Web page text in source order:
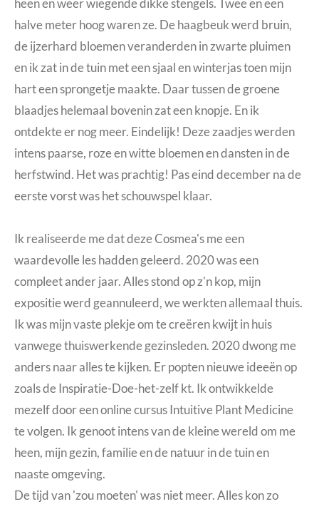
heen en weer wiegende dikke stengels. Twee en een
halve meter hoog waren ze. De haagbeuk werd bruin,
de ijzerhard bloemen veranderden in zwarte pluimen
en ik zat in de tuin met een sjaal en winterjas toen mijn
hart een sprongetje maakte. Daar tussen de groene
blaadjes helemaal bovenin zat een knopje. En ik
ontdekte er nog meer. Eindelijk! Deze zaadjes werden
intens paarse, roze en witte bloemen en dansten in de
herfstwind. Het was prachtig! Pas eind december na de
eerste vorst was het schouwspel klaar.
Ik realiseerde me dat deze Cosmea's me een
waardevolle les hadden geleerd. 2020 was een
compleet ander jaar. Alles stond op z'n kop, mijn
expositie werd geannuleerd, we werkten allemaal thuis.
Ik was mijn vaste plekje om te creëren kwijt in huis
vanwege thuiswerkende gezinsleden. 2020 dwong me
anders naar alles te kijken. Er popten nieuwe ideeën op
zoals de Inspiratie-Doe-het-zelf kt. Ik ontwikkelde
mezelf door een online cursus Intuitive Plant Medicine
te volgen. Ik genoot intens van de kleine wereld om me
heen, mijn gezin, familie en de natuur in de tuin en
naaste omgeving.
De tijd van 'zou moeten' was niet meer. Alles kon zo